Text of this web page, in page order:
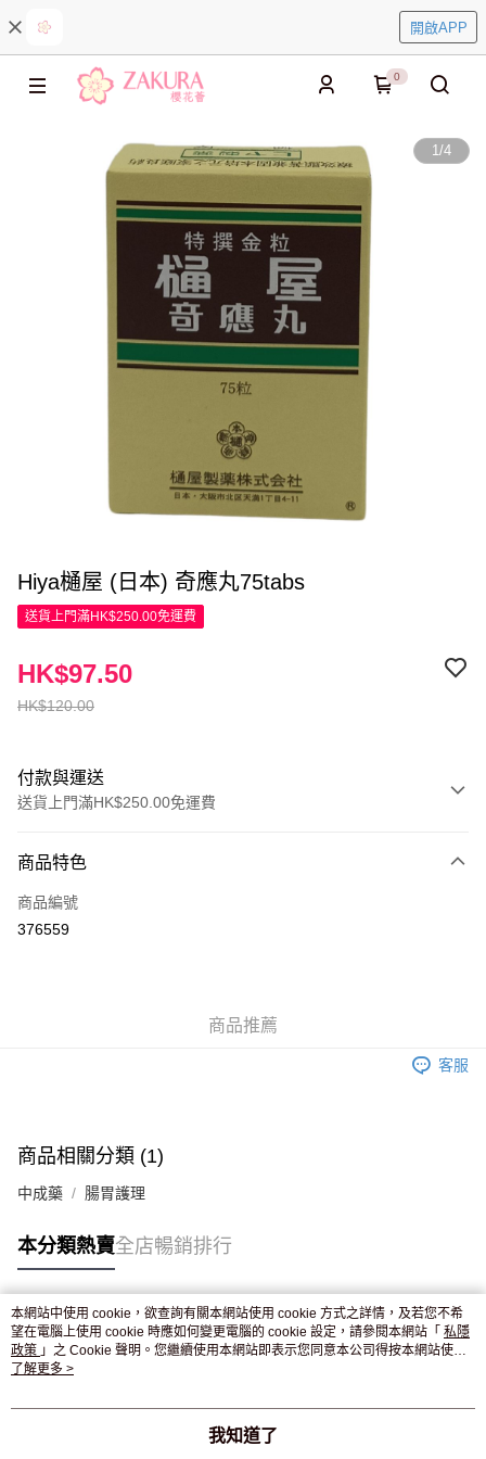
開啟APP
0
1/4
Hiya樋屋 (日本) 奇應丸75tabs
送貨上門滿HK$250.00免運費
HK$120.00
HK$97.50
付款與運送
送貨上門滿HK$250.00免運費
信用卡
Apple Pay
付款後門市自取，訂單確認後2-4個工作天到店，7天內取。逾期後
商品特色
商品編號
376559
商品推薦
客服
商品相關分類 (1)
中成藥 腸胃護理
本分類熱賣全店暢銷排行
熱門標籤
熱銷排行
本網站中使用 cookie，欲查詢有關本網站使用 cookie 方式之詳情，及若您不希
望在電腦上使用 cookie 時應如何變更電腦的 cookie 設定，請參閱本網站「 私隱
政策 」之 Cookie 聲明。您繼續使用本網站即表示您同意本公司得按本網站使用
條款之 Cookie 聲明使用 cookie。
了解更多 >
我知道了